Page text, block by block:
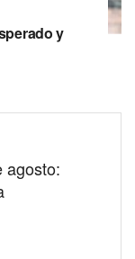
y
agosto: